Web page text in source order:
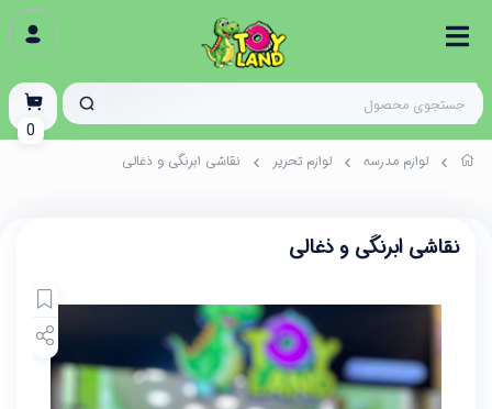
لوازم مدرسه لوازم تحریر نقاشی ابرنگی و ذغالی
نقاشی ابرنگی و ذغالی
0